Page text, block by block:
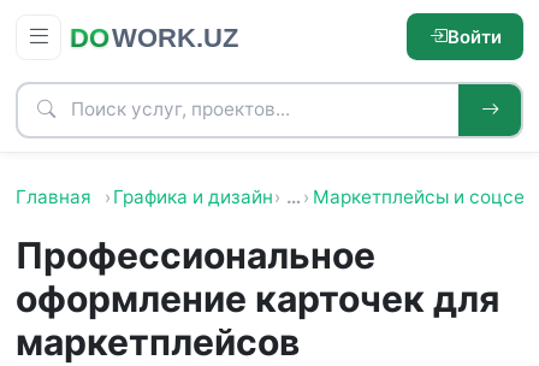
Войти
Главная Графика и дизайн … Маркетплейсы и
Профессиональное
оформление карточек для
маркетплейсов